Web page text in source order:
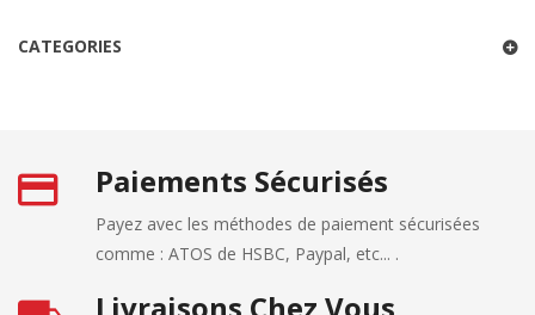
CATEGORIES
Paiements Sécurisés
Payez avec les méthodes de paiement sécurisées
comme : ATOS de HSBC, Paypal, etc... .